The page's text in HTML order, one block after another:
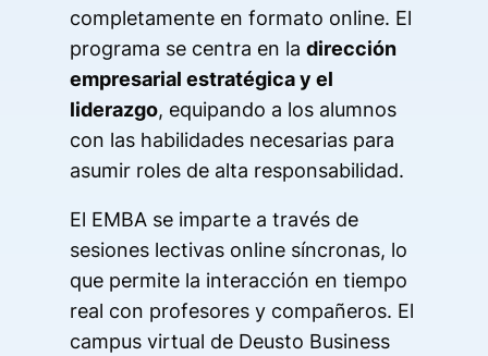
completamente en formato online. El
programa se centra en la dirección
empresarial estratégica y el
liderazgo, equipando a los alumnos
con las habilidades necesarias para
asumir roles de alta responsabilidad.
El EMBA se imparte a través de
sesiones lectivas online síncronas, lo
que permite la interacción en tiempo
real con profesores y compañeros. El
campus virtual de Deusto Business